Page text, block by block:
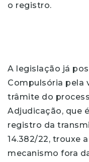
o registro.
A legislação já
Compulsória pela
trâmite do
Adjudicação, que
registro da
14.382/22, trouxe
mecanismo fora